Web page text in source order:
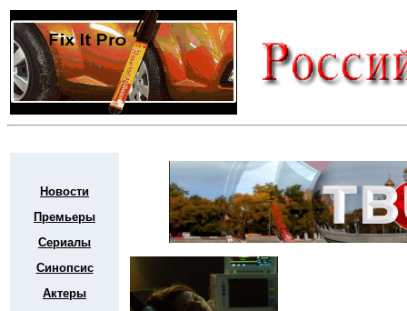
Новости
Премьеры
Сериалы
Синопсис
Актеры